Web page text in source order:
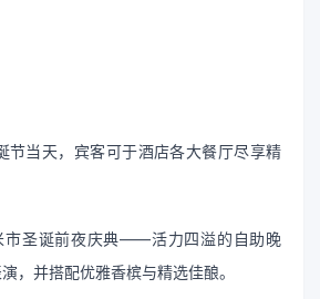
节当天，宾客可于酒店各大餐厅尽享精
市圣诞前夜庆典——活力四溢的自助晚
，并搭配优雅香槟与精选佳酿。